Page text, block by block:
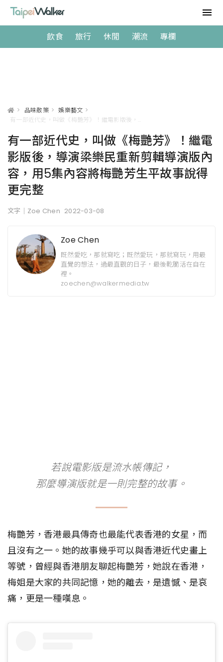
飲食 旅行 休閒 潮流 專欄
> 品味散策 > 娛樂藝文 >
有一部近代史，叫做《梅艷芳》！繼電
影版後，導演梁樂民重新剪輯導演版內
容，用5集內容將梅艷芳生平故事說得
更完整
文字｜Zoe Chen 2022-03-08
Zoe Chen
既然愛吃，那就寫吃；既然愛玩，那就寫玩，用最
直覺的想法，過最直觀的日子，最後乾脆活在自在
裡。
zoechen@walkermedia.tw
若說電影版是流水帳傳記，
那麼導演版就是一則完整的故事。
梅艷芳，香港最具傳奇也最能代表香港的女星，而
且沒有之一。她的故事幾乎可以與香港近代史畫上
等號，曾經與香港朋友聊起梅艷芳，她說在香港，
梅姐是大家的共同記憶，她的離去，是遺憾、是哀
痛，更是一種嘆息。